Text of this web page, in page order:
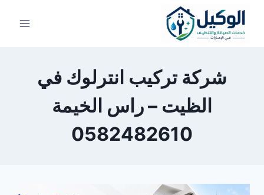
التجاوز
المحتوى
شركة تركيب انترلوك في
الظيت – راس الخيمة
0582482610